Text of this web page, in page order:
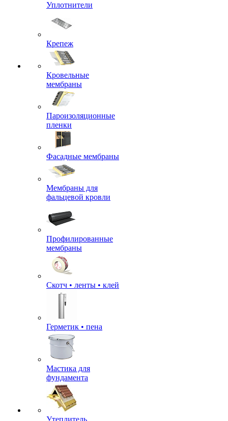
Уплотнители
Крепеж
Кровельные
мембраны
Пароизоляционные
пленки
Фасадные мембраны
Мембраны для
фальцевой кровли
Профилированные
мембраны
Скотч • ленты • клей
Герметик • пена
Мастика для
фундамента
Утеплитель